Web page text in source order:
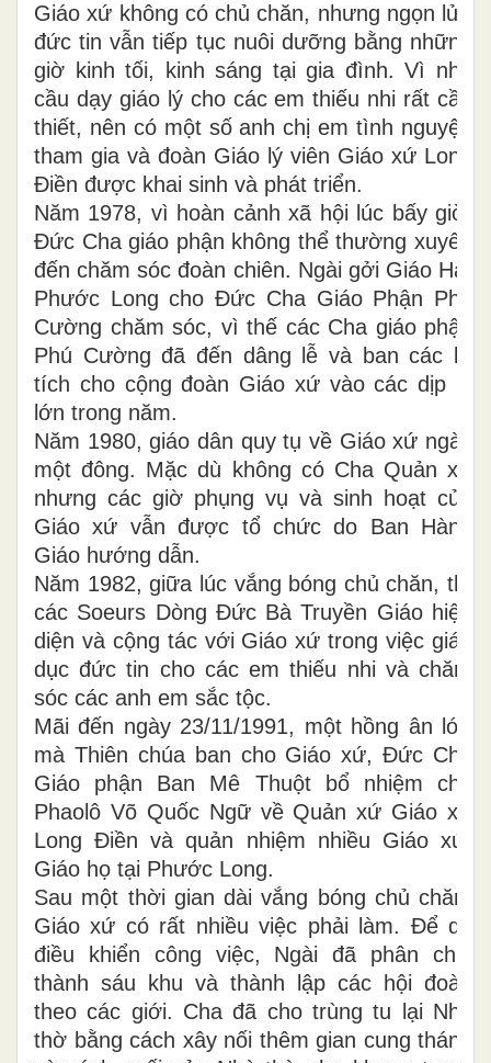
Giáo xứ không có chủ chăn, nhưng ngọn lửa
đức tin vẫn tiếp tục nuôi dưỡng bằng những
giờ kinh tối, kinh sáng tại gia đình. Vì nhu
cầu dạy giáo lý cho các em thiếu nhi rất cần
thiết, nên có một số anh chị em tình nguyện
tham gia và đoàn Giáo lý viên Giáo xứ Long
Điền được khai sinh và phát triển.
Năm 1978, vì hoàn cảnh xã hội lúc bấy giờ,
Đức Cha giáo phận không thể thường xuyên
đến chăm sóc đoàn chiên. Ngài gởi Giáo Hạt
Phước Long cho Đức Cha Giáo Phận Phú
Cường chăm sóc, vì thế các Cha giáo phận
Phú Cường đã đến dâng lễ và ban các bí
tích cho cộng đoàn Giáo xứ vào các dịp lễ
lớn trong năm.
Năm 1980, giáo dân quy tụ về Giáo xứ ngày
một đông. Mặc dù không có Cha Quản xứ
nhưng các giờ phụng vụ và sinh hoạt của
Giáo xứ vẫn được tổ chức do Ban Hành
Giáo hướng dẫn.
Năm 1982, giữa lúc vắng bóng chủ chăn, thì
các Soeurs Dòng Đức Bà Truyền Giáo hiện
diện và cộng tác với Giáo xứ trong việc giáo
dục đức tin cho các em thiếu nhi và chăm
sóc các anh em sắc tộc.
Mãi đến ngày 23/11/1991, một hồng ân lớn
mà Thiên chúa ban cho Giáo xứ, Đức Cha
Giáo phận Ban Mê Thuột bổ nhiệm cha
Phaolô Võ Quốc Ngữ về Quản xứ Giáo xứ
Long Điền và quản nhiệm nhiều Giáo xứ,
Giáo họ tại Phước Long.
Sau một thời gian dài vắng bóng chủ chăn,
Giáo xứ có rất nhiều việc phải làm. Để dễ
điều khiển công việc, Ngài đã phân chia
thành sáu khu và thành lập các hội đoàn
theo các giới. Cha đã cho trùng tu lại Nhà
thờ bằng cách xây nối thêm gian cung thánh